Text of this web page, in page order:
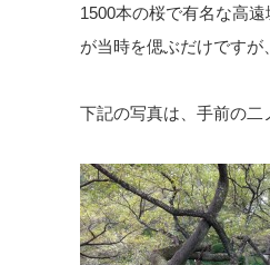
1500本の桜で有名な高
が当時を偲ぶだけですが
下記の写真は、手前の二